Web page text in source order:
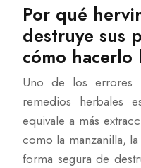
Por qué
destruye sus
cómo hacerlo
Uno de los errores
remedios herbales
equivale a más
como la manzanilla,
forma segura de